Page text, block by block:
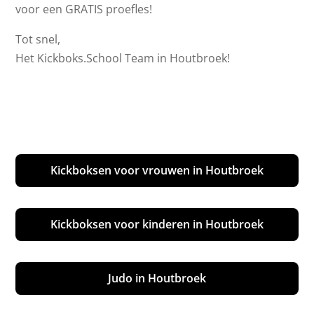
voor een GRATIS proefles!
Tot snel,
Het Kickboks.School Team in Houtbroek!
Kickboksen voor vrouwen in Houtbroek
Kickboksen voor kinderen in Houtbroek
Judo in Houtbroek